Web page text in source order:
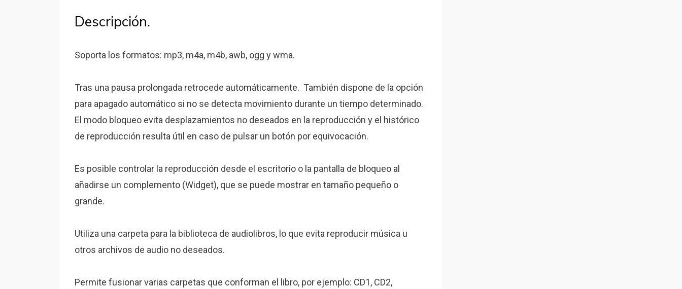
Descripción.
Soporta los formatos: mp3, m4a, m4b, awb, ogg y wma.
Tras una pausa prolongada retrocede automáticamente. También dispone de la opción
para apagado automático si no se detecta movimiento durante un tiempo determinado.
El modo bloqueo evita desplazamientos no deseados en la reproducción y el histórico
de reproducción resulta útil en caso de pulsar un botón por equivocación.
Es posible controlar la reproducción desde el escritorio o la pantalla de bloqueo al
añadirse un complemento (Widget), que se puede mostrar en tamaño pequeño o
grande.
Utiliza una carpeta para la biblioteca de audiolibros, lo que evita reproducir música u
otros archivos de audio no deseados.
Permite fusionar varias carpetas que conforman el libro, por ejemplo: CD1, CD2,